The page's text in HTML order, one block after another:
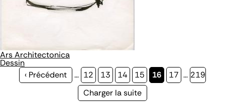
Ars Architectonica
Dessin
Page
‹ Précédent … Page
12 Page
13 Page
14 Page
15
Page
16 Page
17 … Page
219
Page
Charger la suite